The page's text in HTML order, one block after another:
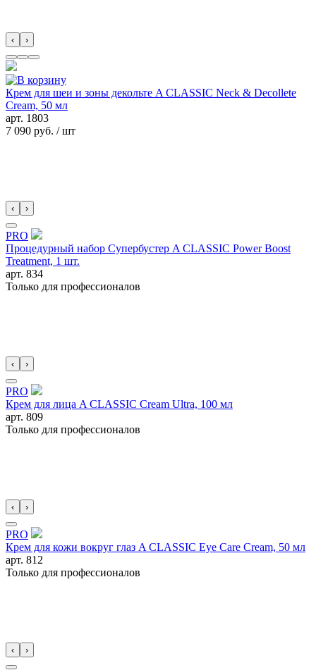
‹ ›
Крем для шеи и зоны декольте A CLASSIC Neck & Decollete
Cream, 50 мл
арт. 1803
7 090 руб. / шт
‹ ›
PRO
Процедурный набор Супербустер A CLASSIC Power Boost
Treatment, 1 шт.
арт. 834
Только для профессионалов
‹ ›
PRO
Крем для лица A CLASSIC Cream Ultra, 100 мл
арт. 809
Только для профессионалов
‹ ›
PRO
Крем для кожи вокруг глаз A CLASSIC Eye Care Cream, 50 мл
арт. 812
Только для профессионалов
‹ ›